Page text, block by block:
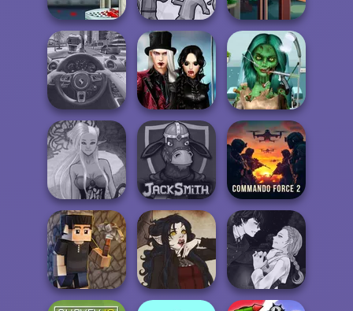
Handless
Millionaire
Squid Battle
Simulator
Hand Me The
Goods
Traffic Jam 3D
Twilight
Enchantment
Vampire R...
Ghoulish To
Gorgeous Cool
Zomb...
Dark Mage
Creator
Jacksmith
Commando
Force 2